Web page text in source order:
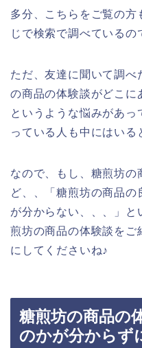
多分、こちらをご覧の方
じで検索で調べているの
ただ、友達に聞いて調べ
の商品の体験談がどこに
というような悩みがあっ
っている人も中にはいる
なので、もし、糖煎坊の
ど、、「糖煎坊の商品
が分からない、、、」と
煎坊の商品の体験談をご
にしてくださいね♪
糖煎坊の商品の
のかが分からず